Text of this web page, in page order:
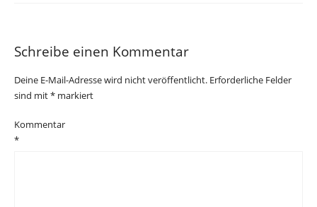
Schreibe einen Kommentar
Deine E-Mail-Adresse wird nicht veröffentlicht. Erforderliche Felder
sind mit* markiert
Kommentar
*